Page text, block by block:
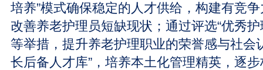
培养”模式确保稳定的人才供给，构建有竞
改善养老护理员短缺现状；通过评选“优秀
等举措，提升养老护理职业的荣誉感与社会
长后备人才库”，培养本土化管理精英，逐